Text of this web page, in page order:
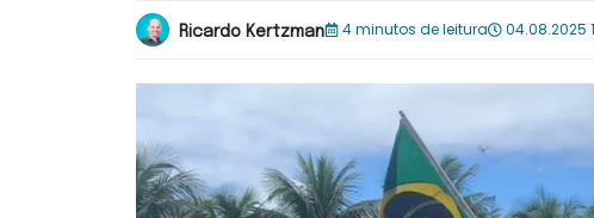
Ricardo Kertzman 4 minutos de leitura 04.08.2025